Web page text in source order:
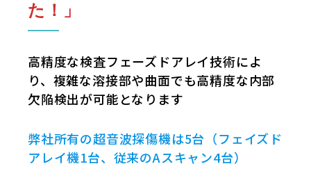
た！ 」
高精度な検査フェーズドアレイ技術によ
り、複雑な溶接部や曲面でも高精度な内部
欠陥検出が可能となります
弊社所有の超音波探傷機は5台（フェイズド
アレイ機1台、従来のAスキャン4台）